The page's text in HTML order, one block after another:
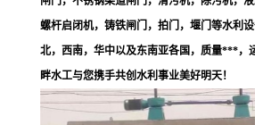
螺杆启闭机，铸铁闸门，拍门，堰门等水利
北，西南，华中以及东南亚各国，质量***，
畔水工与您携手共创水利事业美好明天！